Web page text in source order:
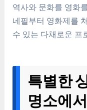
역사와 문화를 영화
네필부터 영화제를
수 있는 다채로운 프
특별한
명소에